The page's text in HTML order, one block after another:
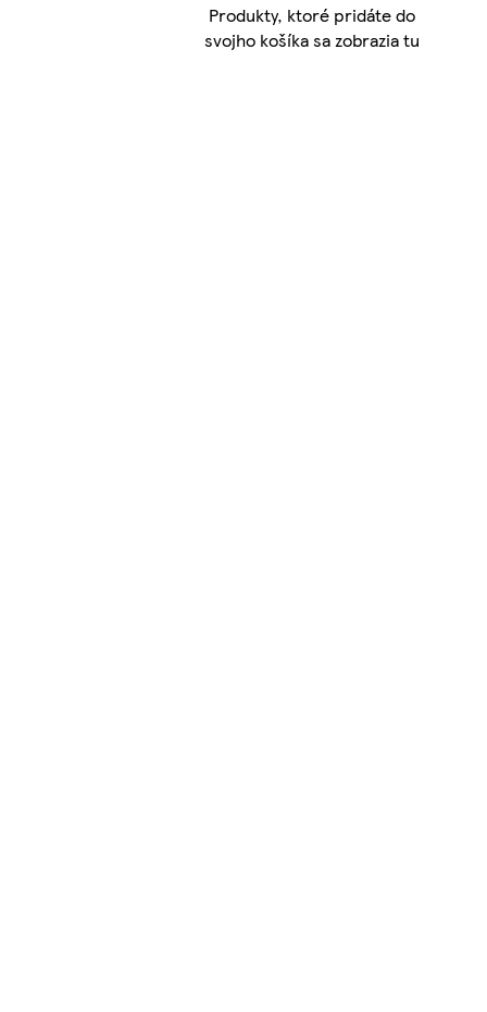
Produkty, ktoré pridáte do
svojho košíka sa zobrazia tu